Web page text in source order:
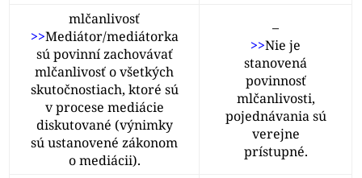
mlčanlivosť
>>Mediátor/mediátorka
sú povinní zachovávať
mlčanlivosť o všetkých
skutočnostiach, ktoré sú
v procese mediácie
diskutované (výnimky
sú ustanovené zákonom
o mediácii).
–
>>Nie je
stanovená
povinnosť
mlčanlivosti,
pojednávania sú
verejne
prístupné.